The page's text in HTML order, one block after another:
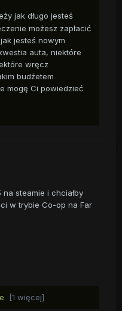
jak długo jesteś
możesz zapłacić
jesteś nowym
auta, niektóre
wręcz
budżetem
mogę Ci powiedzieć
steamie i chciałby
w trybie Co-op na Far
[1 więcej]